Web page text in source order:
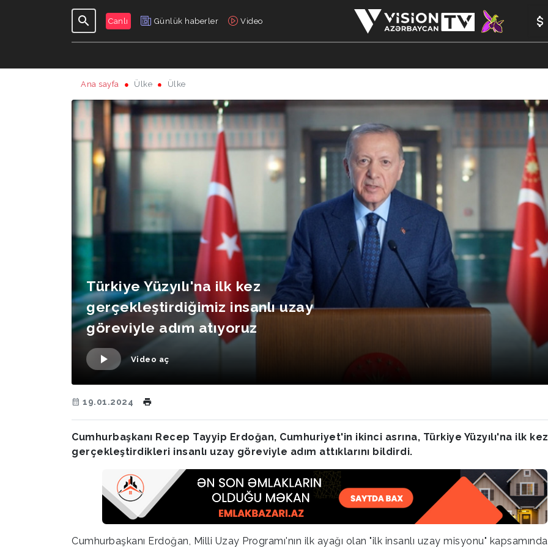
Canlı Günlük haberler Video
GÜNLÜK
Ana sayfa Ülke Ülke
Türkiye Yüzyılı'na ilk kez
gerçekleştirdiğimiz insanlı uzay
göreviyle adım atıyoruz
Video aç
19.01.2024
Cumhurbaşkanı Recep Tayyip Erdoğan, Cumhuriyet'in ikinci asrına, Türkiye Yüzyılı'na ilk kez
gerçekleştirdikleri insanlı uzay göreviyle adım attıklarını bildirdi.
Cumhurbaşkanı Erdoğan, Milli Uzay Programı'nın ilk ayağı olan "ilk insanlı uzay misyonu" kapsamında